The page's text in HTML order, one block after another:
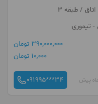
- تیموری
390,000,000 تومان
10,000 تومان
091995***34